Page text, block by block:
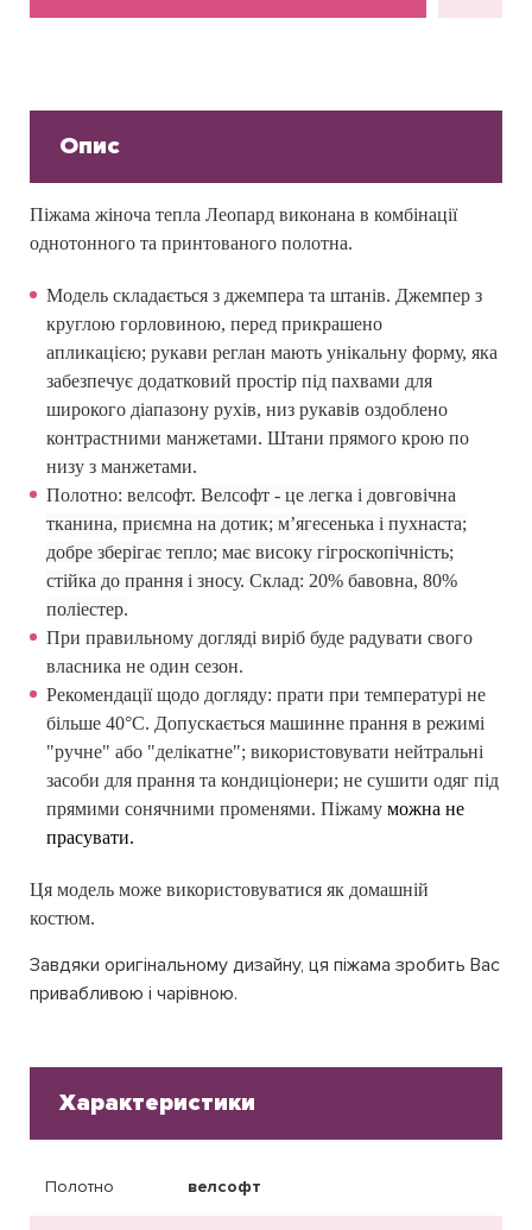
Опис
Піжама жіноча тепла Леопард виконана в комбінації
однотонного та принтованого полотна.
Модель складається з джемпера та штанів. Джемпер з
круглою горловиною, перед прикрашено
апликацією; рукави реглан мають унікальну форму, яка
забезпечує додатковий простір під пахвами для
широкого діапазону рухів, низ рукавів оздоблено
контрастними манжетами. Штани прямого крою по
низу з манжетами.
Полотно: велсофт.Велсофт - це легка і довговічна
тканина, приємна на дотик; м’ягесенька і пухнаста;
добре зберігає тепло; має високу гігроскопічність;
стійка до прання і зносу. Склад: 20% бавовна, 80%
поліестер.
При правильному догляді виріб буде радувати свого
власника не один сезон.
Рекомендації щодо догляду: прати при температурі не
більше 40°C. Допускається машинне прання в режимі
"ручне" або "делікатне"; використовувати нейтральні
засоби для прання та кондиціонери; не сушити одяг під
прямими сонячними променями. Піжаму можна не
прасувати.
Ця модель може використовуватися як домашній
костюм.
Завдяки оригінальному дизайну, ця піжама зробить Вас
привабливою і чарівною.
Характеристики
Полотно велсофт